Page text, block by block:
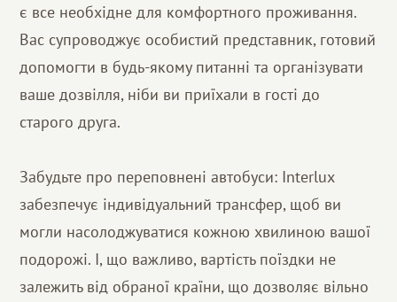
є все необхідне для комфортного проживання.
Вас супроводжує особистий представник, готовий
допомогти в будь-якому питанні та організувати
ваше дозвілля, ніби ви приїхали в гості до
старого друга.
Забудьте про переповнені автобуси: Interlux
забезпечує індивідуальний трансфер, щоб ви
могли насолоджуватися кожною хвилиною вашої
подорожі. І, що важливо, вартість поїздки не
залежить від обраної країни, що дозволяє вільно